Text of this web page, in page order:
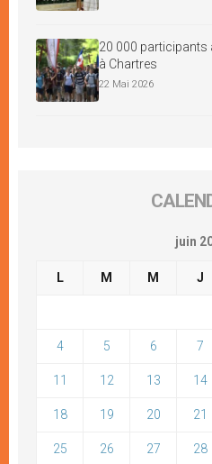
20 000 participants
à Chartres
22 Mai 2026
juin
L M M J
4 5 6 7
11 12 13 14
18 19 20 21
25 26 27 28